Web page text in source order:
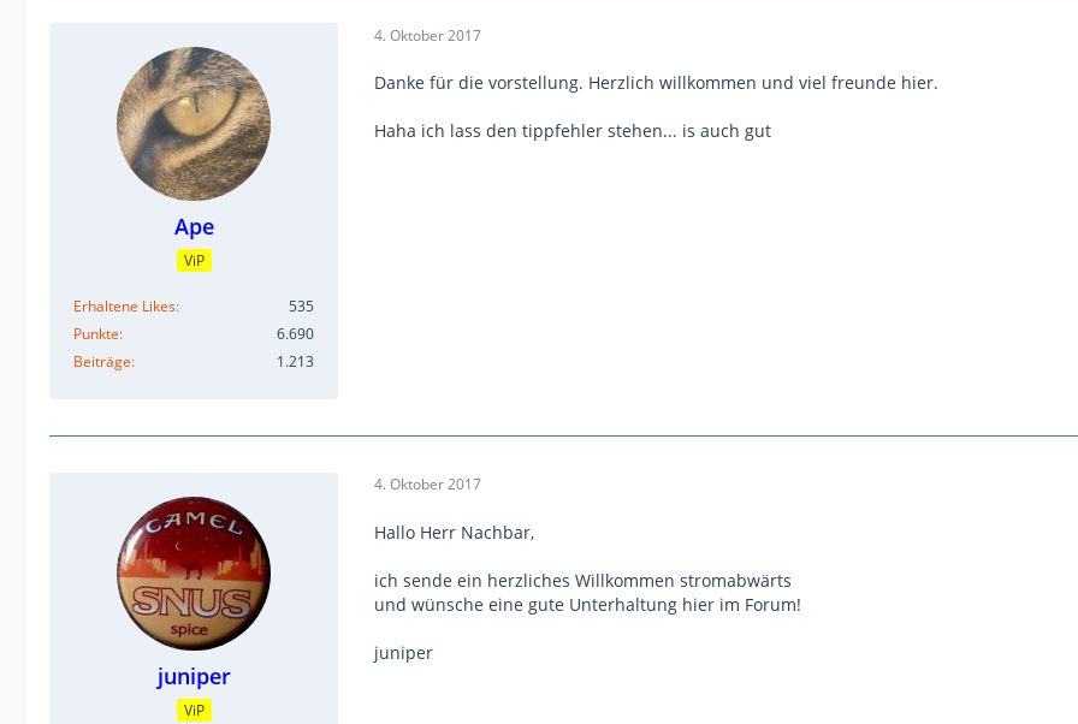
Ape
ViP
Erhaltene Likes
535
Punkte
6.690
Beiträge
1.213
4. Oktober 2017
Danke für die vorstellung. Herzlich willkommen und viel freunde hier.
Haha ich lass den tippfehler stehen... is auch gut
juniper
ViP
4. Oktober 2017
Hallo Herr Nachbar,
ich sende ein herzliches Willkommen stromabwärts
und wünsche eine gute Unterhaltung hier im Forum!
juniper